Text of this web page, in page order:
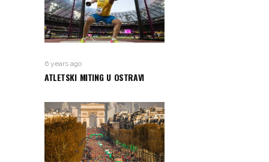
6 years ago
ATLETSKI MITING U OSTRAVI